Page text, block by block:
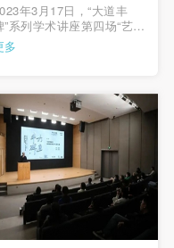
年3月17日，“大道丰
”系列学术讲座第四场“艺术
中的强者——忆侯一民、
澍先生”在中央美术学院美
担任主讲人，中央美术学院
院长邱志杰，侯一民、邓
先生亲属侯珊瑚、仲伟生
多
帐号密码登录
发送验证码
录账号